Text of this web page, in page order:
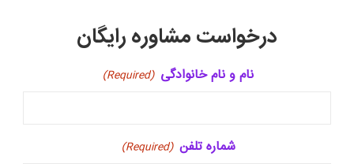
درخواست مشاوره رایگان
نام و نام خانوادگی (Required)
شماره تلفن (Required)